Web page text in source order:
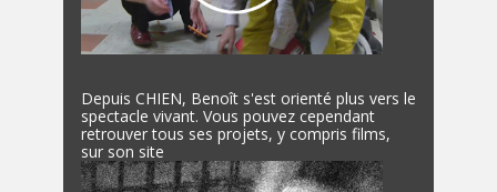
Depuis CHIEN, Benoît s'est orienté plus vers le
spectacle vivant. Vous pouvez cependant
retrouver tous ses projets, y compris films,
sur son site